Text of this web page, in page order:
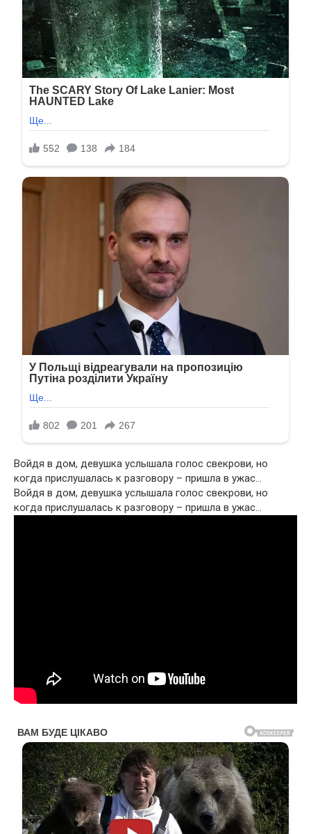
Войдя в дом, девушка услышала голос свекрови, но
когда прислушалась к разговору – пришла в ужас…
Войдя в дом, девушка услышала голос свекрови, но
когда прислушалась к разговору – пришла в ужас…